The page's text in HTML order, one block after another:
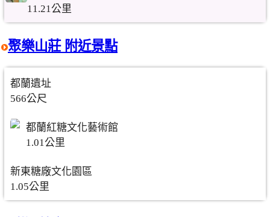
11.21公里
聚樂山莊 附近景點
都蘭遺址
566公尺
都蘭紅糖文化藝術館
1.01公里
新東糖廠文化園區
1.05公里